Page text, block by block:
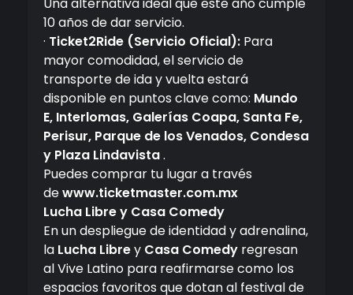
Una alternativa ideal que este año cumple
10 años de dar servicio.
· Ticket2Ride (Servicio Oficial): Para
mayor comodidad, el servicio de
transporte de ida y vuelta estará
disponible en puntos clave como: Mundo
E, Interlomas, Galerías Coapa, Santa Fe,
Perisur, Parque de los Venados, Condesa
y Plaza Lindavista.
Puedes comprar tu lugar a través
dewww.ticketmaster.com.mx
Lucha Libre y Casa Comedy
En un despliegue de identidad y adrenalina,
la Lucha Librey Casa Comedy regresan
al Vive Latino para reafirmarse como los
espacios favoritos que dotan al festival de